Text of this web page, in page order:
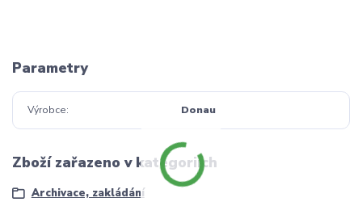
Parametry
Výrobce Donau
Zboží zařazeno v kategoriích
Archivace, zakládání